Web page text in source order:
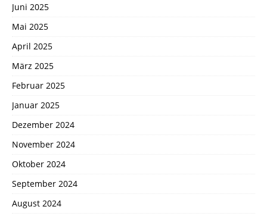
Juni 2025
Mai 2025
April 2025
März 2025
Februar 2025
Januar 2025
Dezember 2024
November 2024
Oktober 2024
September 2024
August 2024